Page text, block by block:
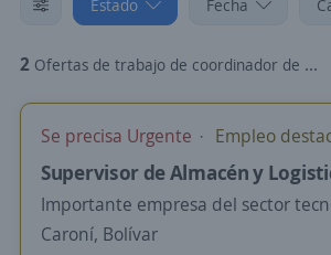
Estado Fecha
2 Ofertas de trabajo de coordinador de almacen en Caroní, Bolívar
Se precisa Urgente Empleo
Supervisor de Almacén y
Importante empresa del sector
Caroní, Bolívar